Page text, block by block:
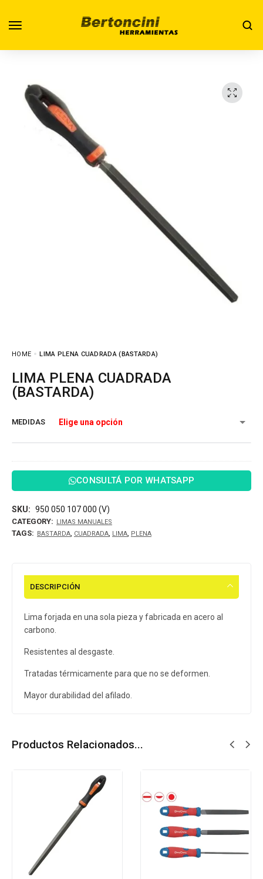
HOME LIMA PLENA CUADRADA (BASTARDA)
LIMA PLENA CUADRADA
(BASTARDA)
MEDIDAS
CONSULTÁ POR WHATSAPP
SKU: 950 050 107 000 (V)
CATEGORY: LIMAS MANUALES
TAGS: BASTARDA, CUADRADA, LIMA, PLENA
DESCRIPCIÓN
Lima forjada en una sola pieza y fabricada en acero al
carbono.
Resistentes al desgaste.
Tratadas térmicamente para que no se deformen.
Mayor durabilidad del afilado.
Productos Relacionados...